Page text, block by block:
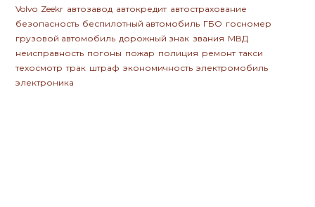
Volvo Zeekr автозавод автокредит автострахование
безопасность беспилотный автомобиль ГБО госномер
грузовой автомобиль дорожный знак звания МВД
неисправность погоны пожар полиция ремонт такси
техосмотр трак штраф экономичность электромобиль
электроника